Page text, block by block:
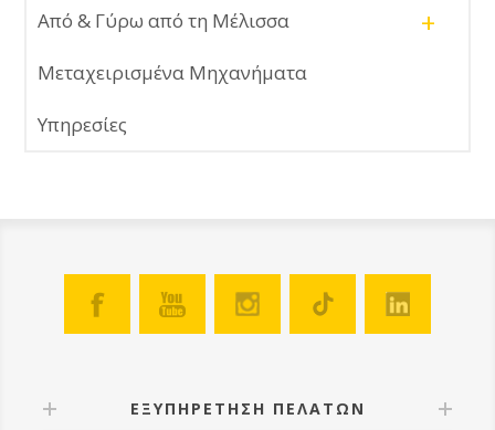
Από & Γύρω από τη Μέλισσα +
Μεταχειρισμένα Μηχανήματα
Υπηρεσίες
ΕΞΥΠΗΡΕΤΗΣΗ ΠΕΛΑΤΩΝ